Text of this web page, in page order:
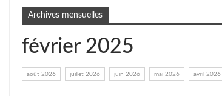
Archives mensuelles
février 2025
août 2026 juillet 2026 juin 2026 mai 2026 avril 2026